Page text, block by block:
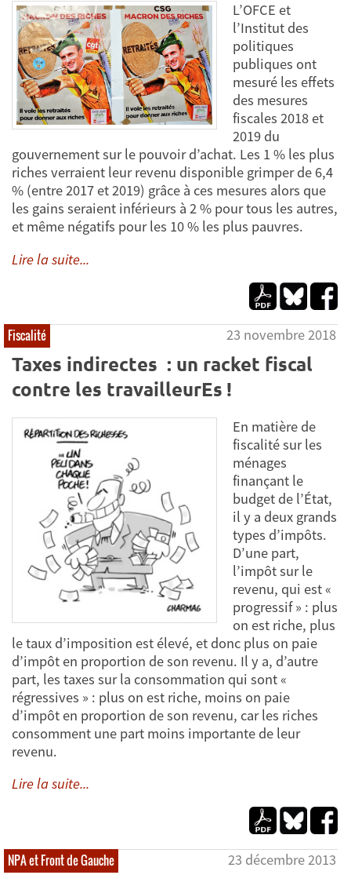
L’OFCE et
l’Institut des
politiques
publiques ont
mesuré les effets
des mesures
fiscales 2018 et
2019 du
gouvernement sur le pouvoir d’achat. Les 1 % les plus
riches verraient leur revenu disponible grimper de 6,4
% (entre 2017 et 2019) grâce à ces mesures alors que
les gains seraient inférieurs à 2 % pour tous les autres,
et même négatifs pour les 10 % les plus pauvres.
Lire la suite...
Fiscalité 23 novembre 2018
Taxes indirectes : un racket fiscal
contre les travailleurEs !
En matière de
fiscalité sur les
ménages
finançant le
budget de l’État,
il y a deux grands
types d’impôts.
D’une part,
l’impôt sur le
revenu, qui est «
progressif » : plus
on est riche, plus
le taux d’imposition est élevé, et donc plus on paie
d’impôt en proportion de son revenu. Il y a, d’autre
part, les taxes sur la consommation qui sont «
régressives » : plus on est riche, moins on paie
d’impôt en proportion de son revenu, car les riches
consomment une part moins importante de leur
revenu.
Lire la suite...
NPA et Front de Gauche 23 décembre 2013